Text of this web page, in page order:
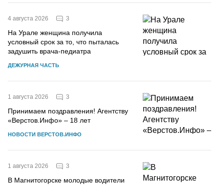
4 августа 2026 3
На Урале женщина получила
условный срок за то, что пыталась
задушить врача-педиатра
ДЕЖУРНАЯ ЧАСТЬ
1 августа 2026 3
Принимаем поздравления! Агентству
«Верстов.Инфо» – 18 лет
НОВОСТИ ВЕРСТОВ.ИНФО
1 августа 2026 3
В Магнитогорске молодые водители